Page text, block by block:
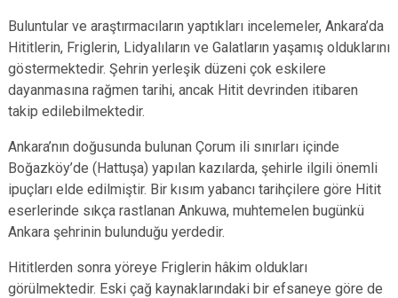
Buluntular ve araştırmacıların yaptıkları incelemeler, Ankara’da
Hititlerin, Friglerin, Lidyalıların ve Galatların yaşamış olduklarını
göstermektedir. Şehrin yerleşik düzeni çok eskilere
dayanmasına rağmen tarihi, ancak Hitit devrinden itibaren
takip edilebilmektedir.
Ankara’nın doğusunda bulunan Çorum ili sınırları içinde
Boğazköy’de (Hattuşa) yapılan kazılarda, şehirle ilgili önemli
ipuçları elde edilmiştir. Bir kısım yabancı tarihçilere göre Hitit
eserlerinde sıkça rastlanan Ankuwa, muhtemelen bugünkü
Ankara şehrinin bulunduğu yerdedir.
Hititlerden sonra yöreye Friglerin hâkim oldukları
görülmektedir. Eski çağ kaynaklarındaki bir efsaneye göre de